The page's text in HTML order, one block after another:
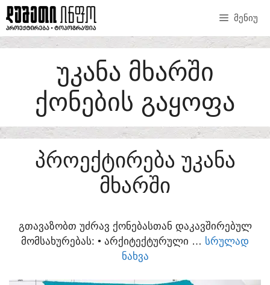
SKIP
TO
CONTENT
ᲛᲔᲜᲘᲣ
ᲣᲙᲐᲜᲐ ᲛᲮᲐᲠᲨᲘ
ᲥᲝᲜᲔᲑᲘᲡ ᲒᲐᲧᲝᲤᲐ
ᲞᲠᲝᲔᲥᲢᲘᲠᲔᲑᲐ ᲣᲙᲐᲜᲐ
ᲛᲮᲐᲠᲨᲘ
ᲒᲗᲐᲕᲐᲖᲝᲑᲗ ᲣᲫᲠᲐᲕ ᲥᲝᲜᲔᲑᲐᲡᲗᲐᲜ ᲓᲐᲙᲐᲕᲨᲘᲠᲔᲑᲣᲚ
ᲛᲝᲛᲡᲐᲮᲣᲠᲔᲑᲐᲡ:​ • ᲐᲠᲥᲘᲢᲔᲥᲢᲣᲠᲣᲚᲘ … ᲡᲠᲣᲚᲐᲓ
ᲜᲐᲮᲕᲐ